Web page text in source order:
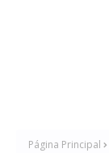
Página Principal